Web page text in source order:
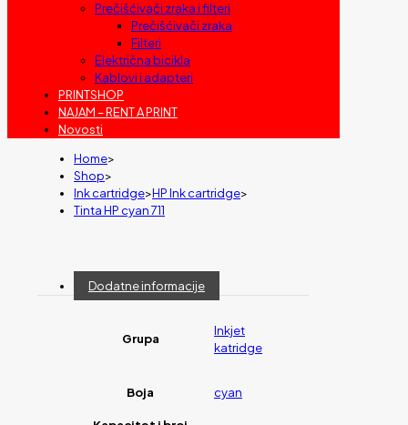
Prečišćivači zraka i filteri
Prečišćivači zraka
Filteri
Električna bicikla
Kablovi i adapteri
PRINTSHOP
NAJAM – RENT A PRINT
Novosti
Home>
Shop>
Ink cartridge>HP Ink cartridge>
Tinta HP cyan 711
Dodatne informacije
Grupa
Inkjet
katridge
Boja cyan